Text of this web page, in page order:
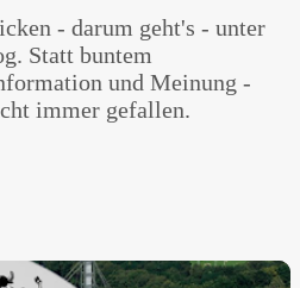
- darum geht's - unter
Statt buntem
und Meinung -
immer gefallen.